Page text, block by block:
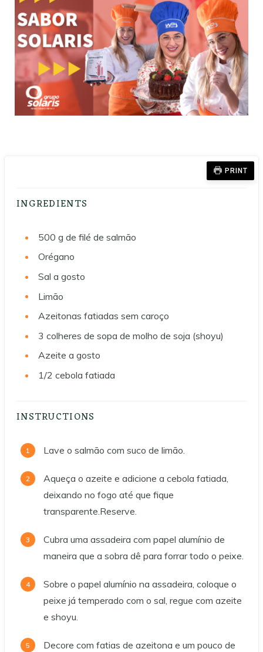
PRINT
INGREDIENTS
500 g de filé de salmão
Orégano
Sal a gosto
Limão
Azeitonas fatiadas sem caroço
3 colheres de sopa de molho de soja (shoyu)
Azeite a gosto
1/2 cebola fatiada
INSTRUCTIONS
Lave o salmão com suco de limão.
Aqueça o azeite e adicione a cebola fatiada,
deixando no fogo até que fique
transparente.Reserve.
Cubra uma assadeira com papel alumínio de
maneira que a sobra dê para forrar todo o peixe.
Sobre o papel alumínio na assadeira, coloque o
peixe já temperado com o sal, regue com azeite
e shoyu.
Decore com fatias de azeitona e um pouco de